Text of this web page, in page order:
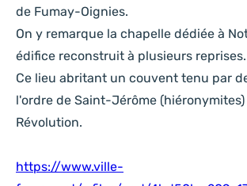
de Fumay-Oignies.
On y remarque la chapelle dédiée à
édifice reconstruit à plusieurs reprises.
Ce lieu abritant un couvent tenu par
l'ordre de Saint-Jérôme
Révolution.
https://www.ville-